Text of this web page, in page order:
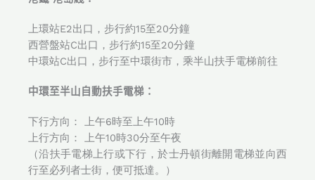
上環站E2出口，步行約15至20分鐘
西營盤站C出口，步行約15至20分鐘
中環站C出口，步行至中環街市，乘半山扶手電梯前往
中環至半山自動扶手電梯 ：
下行方向： 上午6時至上午10時
上行方向： 上午10時30分至午夜
（沿扶手電梯上行或下行，於士丹頓街離開電梯並向西
行至必列者士街，便可抵達。）